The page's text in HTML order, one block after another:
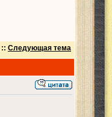
:: Следующая тема